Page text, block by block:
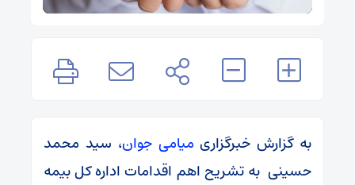
به گزارش خبرگزاری میامی جوان، سید محمد
حسینی به تشریح اهم اقدامات اداره کل بیمه